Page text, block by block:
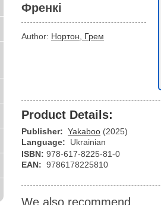
Френкі
Author: Нортон, Грем
Product Details:
Publisher: Yakaboo (2025)
Language:
Ukrainian
ISBN: 978-617-8225-81-0
EAN: 9786178225810
We also recommend